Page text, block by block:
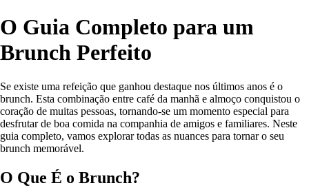
O Guia Completo para um
Brunch Perfeito
Se existe uma refeição que ganhou destaque nos últimos anos é o
brunch. Esta combinação entre café da manhã e almoço conquistou o
coração de muitas pessoas, tornando-se um momento especial para
desfrutar de boa comida na companhia de amigos e familiares. Neste
guia completo, vamos explorar todas as nuances para tornar o seu
brunch memorável.
O Que É o Brunch?